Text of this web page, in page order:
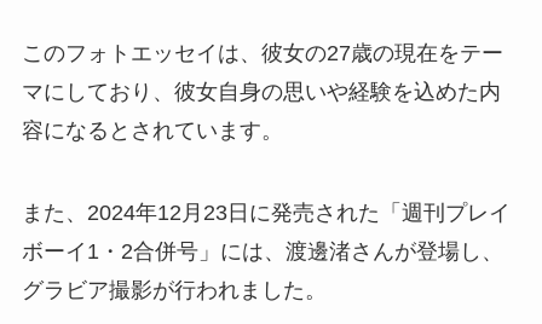
このフォトエッセイは、彼女の27歳の現在をテー
マにしており、彼女自身の思いや経験を込めた内
容になるとされています。
また、2024年12月23日に発売された「週刊プレイ
ボーイ1・2合併号」には、渡邊渚さんが登場し、
グラビア撮影が行われました。